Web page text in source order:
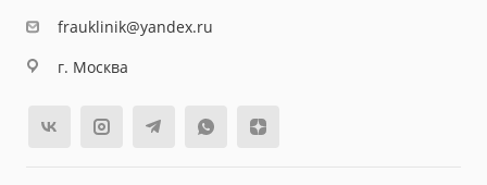
frauklinik@yandex.ru
г. Москва